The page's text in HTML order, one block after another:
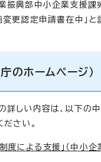
振興部中小企業支援課
変更認定申請書在中」と
のホームページ）
詳しい内容は、以下の
さい。
度による支援」（中小企